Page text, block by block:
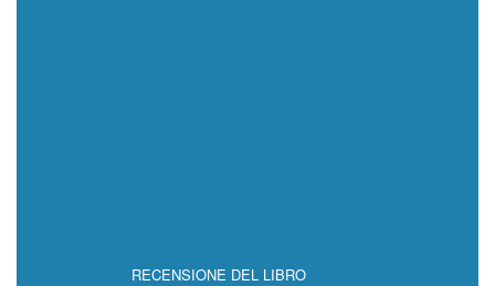
RECENSIONE DEL LIBRO